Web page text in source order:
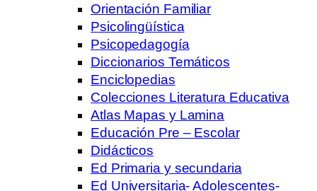
Orientación Familiar
Psicolingüística
Psicopedagogía
Diccionarios Temáticos
Enciclopedias
Colecciones Literatura Educativa
Atlas Mapas y Lamina
Educación Pre – Escolar
Didácticos
Ed Primaria y secundaria
Ed Universitaria- Adolescentes-